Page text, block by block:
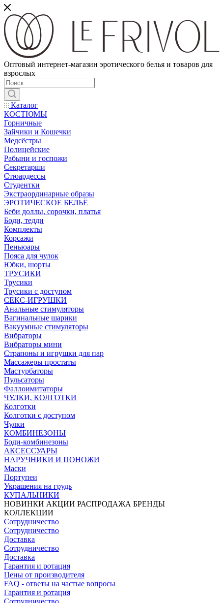
Оптовый интернет-магазин эротического белья и товаров для
взрослых
Каталог
КОСТЮМЫ
Горничные
Зайчики и Кошечки
Медсёстры
Полицейские
Рабыни и госпожи
Секретарши
Стюардессы
Студентки
Экстраординарные образы
ЭРОТИЧЕСКОЕ БЕЛЬЁ
Беби доллы, сорочки, платья
Боди, тедди
Комплекты
Корсажи
Пеньюары
Пояса для чулок
Юбки, шорты
ТРУСИКИ
Трусики
Трусики с доступом
СЕКС-ИГРУШКИ
Анальные стимуляторы
Вагинальные шарики
Вакуумные стимуляторы
Вибраторы
Вибраторы мини
Страпоны и игрушки для пар
Массажеры простаты
Мастурбаторы
Пульсаторы
Фаллоимитаторы
ЧУЛКИ, КОЛГОТКИ
Колготки
Колготки с доступом
Чулки
КОМБИНЕЗОНЫ
Боди-комбинезоны
АКСЕССУАРЫ
НАРУЧНИКИ И ПОНОЖИ
Маски
Портупеи
Украшения на грудь
КУПАЛЬНИКИ
НОВИНКИ АКЦИИ РАСПРОДАЖА БРЕНДЫ
КОЛЛЕКЦИИ
Сотрудничество
Сотрудничество
Доставка
Сотрудничество
Доставка
Гарантия и ротация
Цены от производителя
FAQ - ответы на частые вопросы
Гарантия и ротация
Сотрудничество